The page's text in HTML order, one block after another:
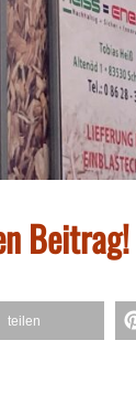
Beitrag!
teilen